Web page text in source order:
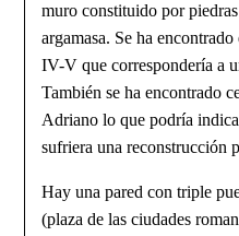
muro constituido por
argamasa. Se ha
IV-V que correspondería a
También se ha encontrado
Adriano lo que podría
sufriera una recons­trucción
Hay una pared con triple
(plaza de las ciudades